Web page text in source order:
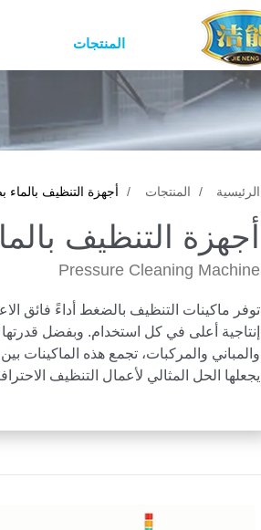
المنتجات
الرئيسية المنتجات أجهزة التنظيف
أجهزة التنظيف
Pressure Cleaning Machine
توفر ماكينات التنظيف بالضغط أداءً فائق
إنتاجية أعلى في كل استخدام. وبفضل
والمباني والمركبات، تجمع هذه الماكينات
يجعلها الحل المثالي لأعمال التنظيف